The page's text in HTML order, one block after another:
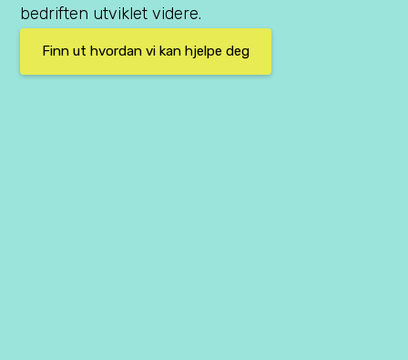
bedriften utviklet videre.
Finn ut hvordan vi kan hjelpe deg